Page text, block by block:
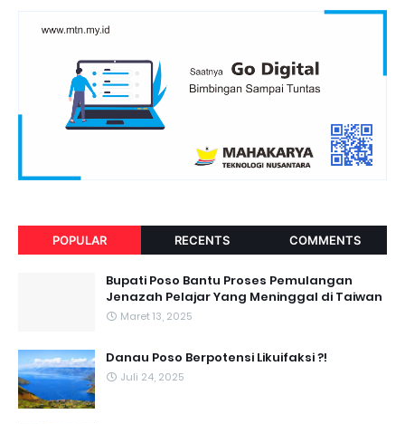
POPULAR RECENTS COMMENTS
Bupati Poso Bantu Proses Pemulangan
Jenazah Pelajar Yang Meninggal di Taiwan
Maret 13, 2025
Danau Poso Berpotensi Likuifaksi ?!
Juli 24, 2025